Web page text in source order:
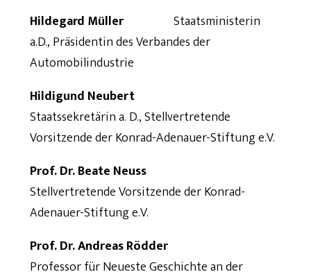
Hildegard Müller Staatsministerin
a.D., Präsidentin des Verbandes der
Automobilindustrie
Hildigund Neubert
Staatssekretärin a. D., Stellvertretende
Vorsitzende der Konrad-Adenauer-Stiftung e.V.
Prof. Dr. Beate Neuss
Stellvertretende Vorsitzende der Konrad-
Adenauer-Stiftung e.V.
Prof. Dr. Andreas Rödder
Professor für Neueste Geschichte an der